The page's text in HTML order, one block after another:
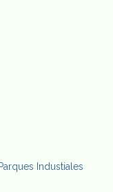
Industiales